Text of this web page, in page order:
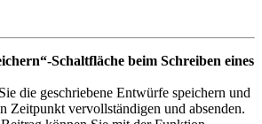
Schaltfläche beim Schreiben eines
die geschriebene Entwürfe speichern und
Zeitpunkt vervollständigen und absenden.